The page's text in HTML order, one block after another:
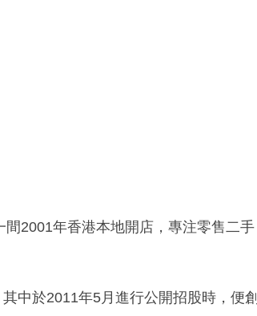
2001年香港本地開店，專注零售二手
中於2011年5月進行公開招股時，便創